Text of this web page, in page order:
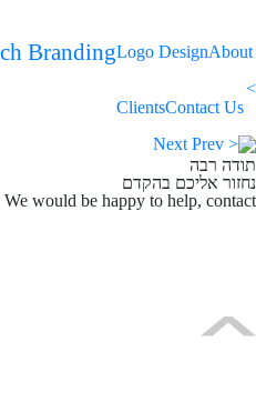
BrandingLogo DesignAbout
ClientsContact Us
<
Next Prev >
תודה רבה
נחזור אליכם בהקדם
We would be happy to help, contact